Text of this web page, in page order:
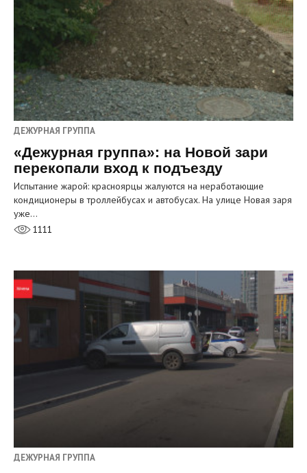
ДЕЖУРНАЯ ГРУППА
«Дежурная группа»: на Новой зари
перекопали вход к подъезду
Испытание жарой: красноярцы жалуются на неработающие
кондиционеры в троллейбусах и автобусах. На улице Новая заря
уже…
1111
ДЕЖУРНАЯ ГРУППА